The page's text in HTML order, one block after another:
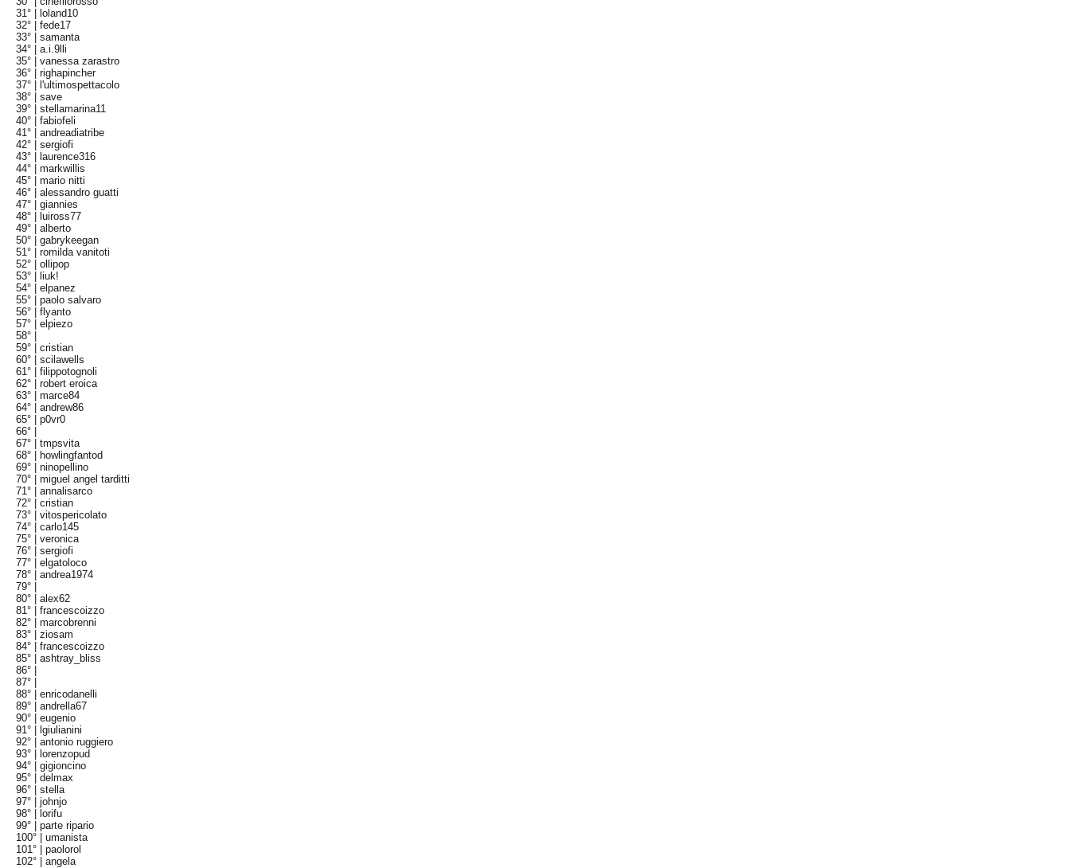
31° |
loland10
32° |fede17
33° |samanta
34° |a.i.9lli
35° |vanessa zarastro
36° |righapincher
37° |
l'ultimospettacolo
38° |save
39° |stellamarina11
40° |fabiofeli
41° |andreadiatribe
42° |sergiofi
43° |
laurence316
44° |markwillis
45° |mario nitti
46° |alessandro guatti
47° |giannies
48° |
luiross77
49° |alberto
50° |gabrykeegan
51° |romilda vanitoti
52° |ollipop
53° |
liuk!
54° |elpanez
55° |paolo salvaro
56° |flyanto
57° |elpiezo
58° |
59° |cristian
60° |scilawells
61° |filippotognoli
62° |robert eroica
63° |marce84
64° |andrew86
65° |p0vr0
66° |
67° |tmpsvita
68° |
howlingfantod
69° |ninopellino
70° |miguel angel tarditti
71° |annalisarco
72° |cristian
73° |vitospericolato
74° |carlo145
75° |veronica
76° |sergiofi
77° |elgatoloco
78° |andrea1974
79° |
80° |alex62
81° |francescoizzo
82° |marcobrenni
83° |ziosam
84° |francescoizzo
85° |ashtray_bliss
86° |
87° |
88° |enricodanelli
89° |andrella67
90° |eugenio
91° |
lgiulianini
92° |antonio ruggiero
93° |
lorenzopud
94° |gigioncino
95° |delmax
96° |stella
97° |johnjo
98° |
lorifu
99° |parte ripario
100° |umanista
101° |paolorol
102° |angela